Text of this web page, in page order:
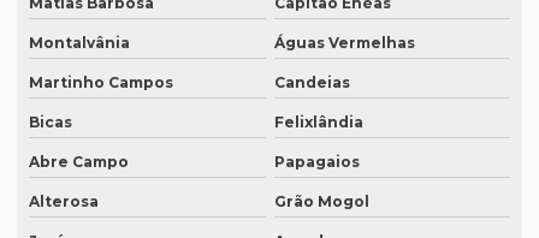
Localização de software
Melhor empresa de tradução em df
Melhor empresa de transcrição de áudio whatsapp
Melhor tradução simultânea
O que é degravação de áudio
Montalvânia Águas Vermelhas
Martinho Campos Candeias
Bicas Felixlândia
Abre Campo Papagaios
Alterosa Grão Mogol